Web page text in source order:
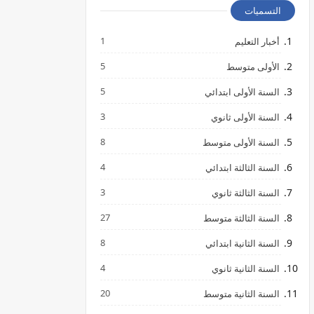
التسميات
أخبار التعليم 1
الأولى متوسط 5
السنة الأولى ابتدائي 5
السنة الأولى ثانوي 3
السنة الأولى متوسط 8
السنة الثالثة ابتدائي 4
السنة الثالثة ثانوي 3
السنة الثالثة متوسط 27
السنة الثانية ابتدائي 8
السنة الثانية ثانوي 4
السنة الثانية متوسط 20